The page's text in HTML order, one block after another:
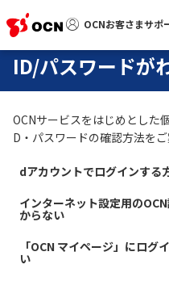
OCNお客さまサポ
OCNお客さまサポート
サポートトップ
サービス名から探す
ID/パスワードが
OCNサービスをはじめとした
D・パスワードの確認方法をご
dアカウントでログインする
インターネット設定用の
からない
「OCN マイページ」にロ
い